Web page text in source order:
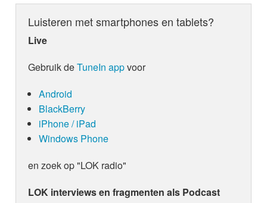
Luisteren met smartphones en tablets?
Live
Gebruik deTuneIn appvoor
Android
BlackBerry
iPhone / iPad
Windows Phone
en zoek op "LOK radio"
LOK interviews en fragmenten als Podcast